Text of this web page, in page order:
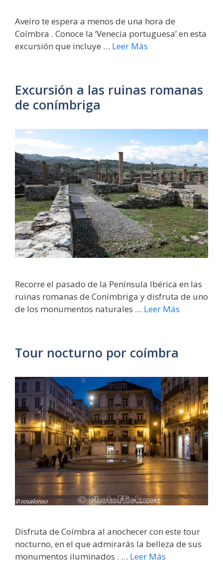
Aveiro te espera a menos de una hora de
Coímbra . Conoce la ‘Venecia portuguesa’ en esta
excursión que incluye … Leer Más
Excursión a las ruinas romanas
de conímbriga
Recorre el pasado de la Península Ibérica en las
ruinas romanas de Conímbriga y disfruta de uno
de los monumentos naturales … Leer Más
Tour nocturno por coímbra
Disfruta de Coímbra al anochecer con este tour
nocturno, en el que admirarás la belleza de sus
monumentos iluminados . … Leer Más